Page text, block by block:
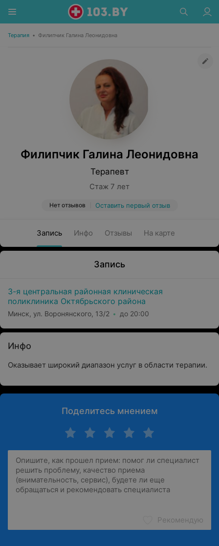
Терапия • Филипчик Галина Леонидовна
Филипчик Галина Леонидовна
Терапевт
Стаж 7 лет
Нет отзывов Оставить первый отзыв
Запись Инфо Отзывы На карте
Запись
3-я центральная районная клиническая
поликлиника Октябрьского района
Минск, ул. Воронянского, 13/2 до 20:00
Инфо
Оказывает широкий диапазон услуг в области терапии.
Поделитесь мнением
Рекомендую